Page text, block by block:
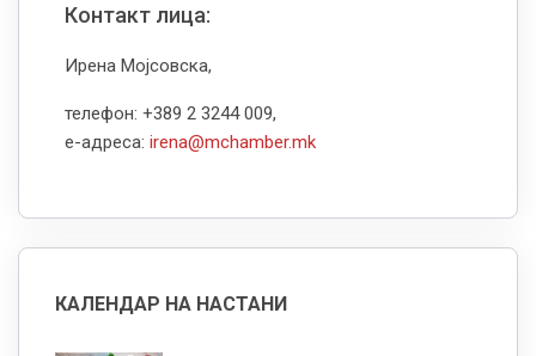
Контакт лица:
Ирена Мојсовска,
телефон: +389 2 3244 009,
е-адреса: irena@mchamber.mk
КАЛЕНДАР НА НАСТАНИ